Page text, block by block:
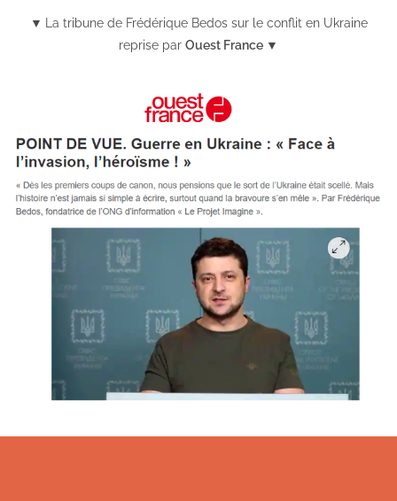
▼
La tribune de Frédérique Bedos sur le conflit en Ukraine
reprise par Ouest France ▼